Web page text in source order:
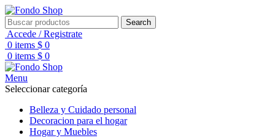
Search
Accede / Registrate
0 items $ 0
0 items $ 0
Menu
Seleccionar categoría
Belleza y Cuidado personal
Decoracion para el hogar
Hogar y Muebles